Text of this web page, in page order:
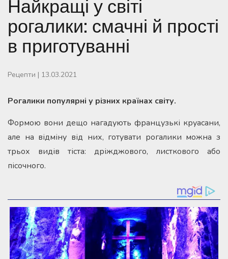
Найкращі у світі
рогалики: смачні й прості
в приготуванні
Рецепти | 13.03.2021
Рогалики популярні у різних країнах світу.
Формою вони дещо нагадують французькі круасани,
але на відміну від них, готувати рогалики можна з
трьох видів тіста: дріжджового, листкового або
пісочного.